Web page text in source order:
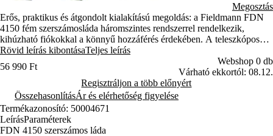
Megosztás
Erős, praktikus és átgondolt kialakítású megoldás: a Fieldmann FDN
4150 fém szerszámosláda háromszintes rendszerrel rendelkezik,
kihúzható fiókokkal a könnyű hozzáférés érdekében. A teleszkópos
fogantyú és a strapabíró kerekek egyszerű és kényelmes szállítást
tesznek lehetővé.
Rövid leírás kibontásaTeljes leírás
56 990 Ft
Webshop 0 db
Várható ekkortól: 08.12.
Regisztráljon a több előnyért
ÖsszehasonlításÁr és elérhetőség figyelése
Termékazonosító: 50004671
LeírásParaméterek
FDN 4150 szerszámos láda